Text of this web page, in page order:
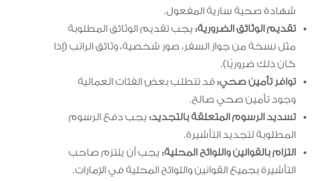
شهادة صحية سارية المفعول.
تقديم الوثائق الضرورية: يجب تقديم الوثائق المطلوبة
مثل نسخة من جواز السفر، صور شخصية، وثائق الراتب (إذا
كان ذلك ضروريًا).
توافر تأمين صحي:قد تتطلب بعض الفئات العمالية
وجود تأمين صحي صالح.
تسديد الرسوم المتعلقة بالتجديد: يجب دفع الرسوم
المطلوبة لتجديد التأشيرة.
التزام بالقوانين واللوائح المحلية: يجب أن يلتزم صاحب
التأشيرة بجميع القوانين واللوائح المحلية في الإمارات.